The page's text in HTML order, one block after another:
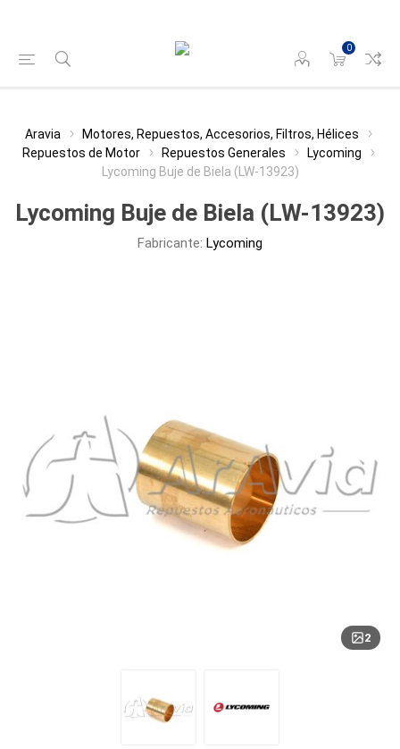
0
Aravia
Motores, Repuestos, Accesorios, Filtros, Hélices
Repuestos de Motor
Repuestos Generales
Lycoming
Lycoming Buje de Biela (LW-13923)
Lycoming Buje de Biela (LW-13923)
Fabricante: Lycoming
2